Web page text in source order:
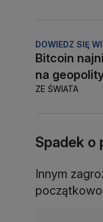
DOWIEDZ SIĘ
Bitcoin
na
ZE ŚWIATA
Spadek o
Innym
początkowo